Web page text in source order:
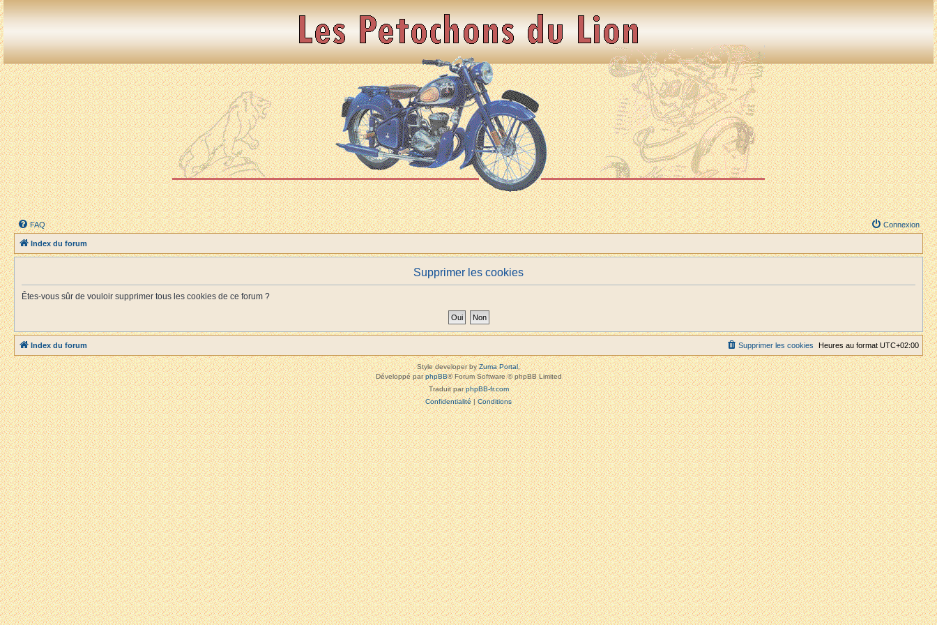
FAQ Connexion
Index du forum
Supprimer les cookies
Êtes-vous sûr de vouloir supprimer tous les cookies de ce forum ?
Index du forum Heures au format UTC+02:00
Supprimer les cookies
Style developer byZuma Portal,
Développé parphpBB® Forum Software © phpBB Limited
Traduit parphpBB-fr.com
Confidentialité|Conditions